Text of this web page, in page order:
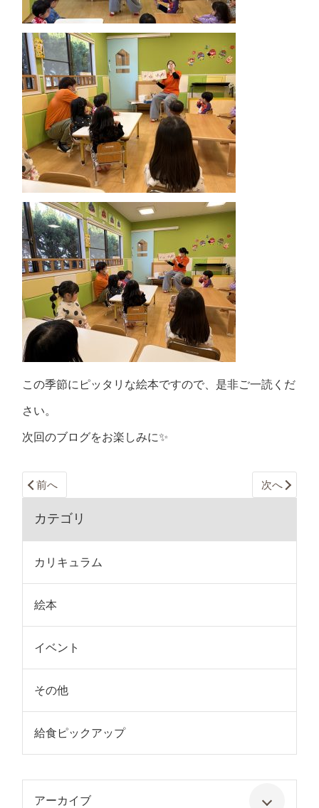
この季節にピッタリな絵本ですので、是非ご一読くだ
さい。
次回のブログをお楽しみに✨
前へ 次へ
カテゴリ
カリキュラム
絵本
イベント
その他
給食ピックアップ
アーカイブ